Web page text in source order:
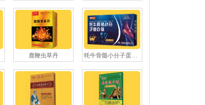
鹿鞭虫草丹 牦牛骨髓小分子蛋白肽